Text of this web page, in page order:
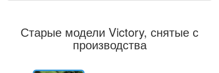
Старые модели Victory, снятые с
производства